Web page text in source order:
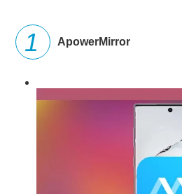
ApowerMirror